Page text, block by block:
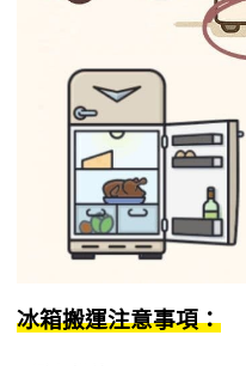
冰箱搬運注意事項：